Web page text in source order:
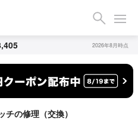
2026年8月時点
の修理（交換）